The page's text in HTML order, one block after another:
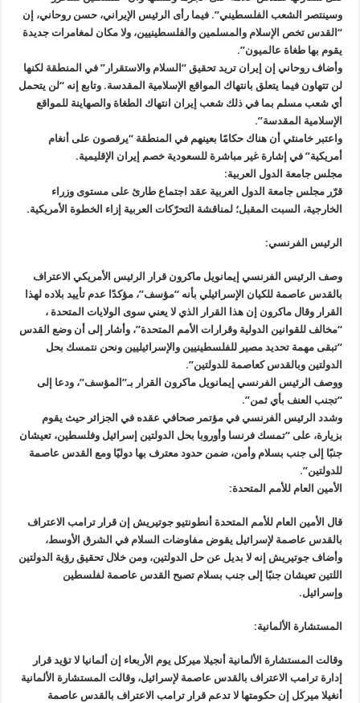
وسينتصر الشعب الفلسطيني”. فيما رأى الرئيس الإيراني، حسن روحاني، إن
“القدس تخص الإسلام والمسلمين والفلسطينيين، ولا مكان لمغامرات جديدة
يقوم بها طغاة عالميون”.
وأضاف روحاني إن إيران تريد تحقيق “السلام والاستقرار” في المنطقة لكنها
لن تتهاون فيما يتعلق بانتهاك المواقع الإسلامية المقدسة. وتابع إنه “لن يتحمل
أي شعب مسلم بما في ذلك شعب إيران انتهاك الطغاة والصهاينة للمواقع
الإسلامية المقدسة”.
واعتبر خامنئي أن هناك حكامًا بعينهم في المنطقة “يرقصون على أنغام
أمريكية” في إشارة غير مباشرة للسعودية خصم إيران الإقليمية.
مجلس جامعة الدول العربية:
قرّر مجلس جامعة الدول العربية عقد اجتماع طارئ على مستوى وزراء
الخارجية، السبت المقبل؛ لمناقشة التحرّكات العربية إزاء الخطوة الأمريكية.
الرئيس الفرنسي:
وصف الرئيس الفرنسي إيمانويل ماكرون قرار الرئيس الأمريكي الاعتراف
بالقدس عاصمة للكيان الإسرائيلي بأنه “مؤسف”، مؤكدًا عدم تأييد بلاده لهذا
القرار وقال ماكرون إن هذا القرار الذي لا يعني سوى الولايات المتحدة ،
“مخالف للقوانين الدولية وقرارات الأمم المتحدة”، وأشار إلى أن وضع القدس
“تبقى مهمة تحديد مصير للفلسطينيين والإسرائيليين ونحن نتمسك بحل
الدولتين وبالقدس كعاصمة للدولتين”.
ووصف الرئيس الفرنسي إيمانويل ماكرون القرار بـ”المؤسف”، ودعا إلى
“تجنب العنف بأي ثمن”.
وشدد الرئيس الفرنسي في مؤتمر صحافي عقده في الجزائر حيث يقوم
بزيارة، على “تمسك فرنسا وأوروبا بحل الدولتين إسرائيل وفلسطين، تعيشان
جنبًا إلى جنب بسلام وأمن، ضمن حدود معترف بها دوليًا ومع القدس عاصمة
للدولتين”.
الأمين العام للأمم المتحدة:
قال الأمين العام للأمم المتحدة أنطونتيو جوتيريش إن قرار ترامب الاعتراف
بالقدس عاصمة لإسرائيل يقوض مفاوضات السلام في الشرق الأوسط،
وأضاف جوتيريش إنه لا بديل عن حل الدولتين، ومن خلال تحقيق رؤية الدولتين
اللتين تعيشان جنبًا إلى جنب بسلام تصبح القدس عاصمة لفلسطين
وإسرائيل.
المستشارة الألمانية:
وقالت المستشارة الألمانية أنجيلا ميركل يوم الأربعاء إن ألمانيا لا تؤيد قرار
إدارة ترامب الاعتراف بالقدس عاصمة لإسرائيل، وقالت المستشارة الألمانية
أنغيلا ميركل إن حكومتها لا تدعم قرار ترامب الاعتراف بالقدس عاصمة